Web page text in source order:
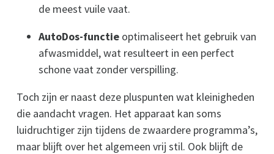
de meest vuile vaat.
AutoDos-functie optimaliseert het gebruik van
afwasmiddel, wat resulteert in een perfect
schone vaat zonder verspilling.
Toch zijn er naast deze pluspunten wat kleinigheden
die aandacht vragen. Het apparaat kan soms
luidruchtiger zijn tijdens de zwaardere programma’s,
maar blijft over het algemeen vrij stil. Ook blijft de